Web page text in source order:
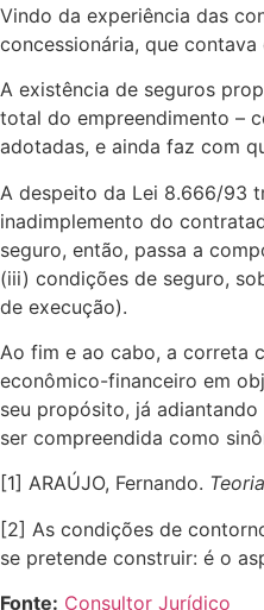
Vindo da experiência das
concessionária, que
A existência de seguros
total do empreendimento –
adotadas, e ainda faz com
A despeito da Lei 8.666/93
inadimplemento do
seguro, então, passa a
(iii) condições de seguro,
de execução).
Ao fim e ao cabo, a correta
econômico-financeiro em
seu propósito, já
ser compreendida como
[1] ARAÚJO, Fernando.
[2] As condições de
se pretende construir: é o
Fonte: Consultor Jurídico